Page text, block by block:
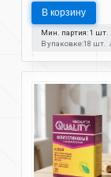
В корзину
Мин. партия: 1 шт.
В упаковке:18 шт.